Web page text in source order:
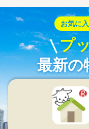
お気に
プ
最新の